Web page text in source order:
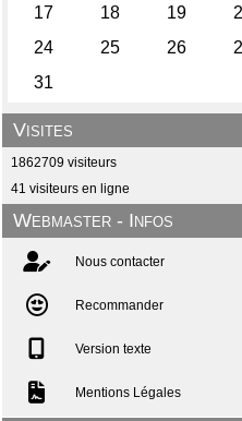
Visites
1862709 visiteurs
41 visiteurs en ligne
Webmaster - Infos
Nous contacter
Recommander
Version texte
Mentions Légales